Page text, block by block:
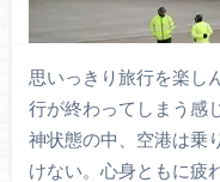
思いっきり旅行を楽し
行が終わってしまう感
神状態の中、空港は乗
けない。心身ともに疲